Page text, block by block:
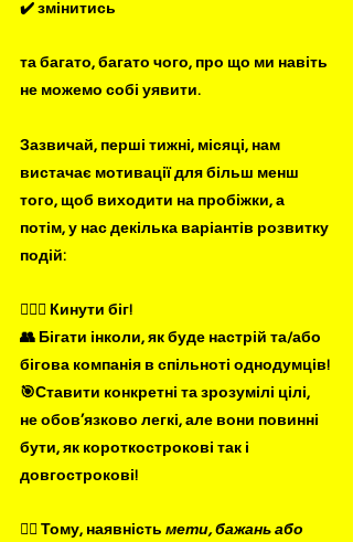
✔️ змінитись
та багато, багато чого, про що ми навіть
не можемо собі уявити.
Зазвичай, перші тижні, місяці, нам
вистачає мотивації для більш менш
того, щоб виходити на пробіжки, а
потім, у нас декілька варіантів розвитку
подій:
🤦🏻‍♂️ Кинути біг!
👥 Бігати інколи, як буде настрій та/або
бігова компанія в спільноті однодумців!
🎯Ставити конкретні та зрозумілі цілі,
не обов’язково легкі, але вони повинні
бути, як короткострокові так і
довгострокові!
✍🏻 Тому, наявність мети, бажань або